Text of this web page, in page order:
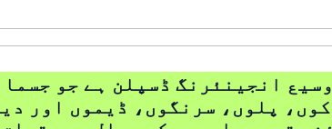
انجینئرنگ ڈسپلن ہے جو
پلوں، سرنگوں، ڈیموں اور